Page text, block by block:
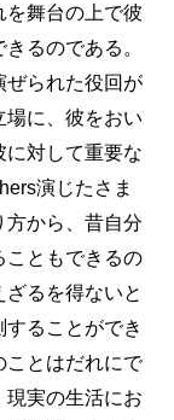
を舞台の上で彼
るのである。
ぜられた役回が
場に、彼をおい
に対して重要な
演じたさま
方から、昔自分
こともできるの
るを得ないと
ることができ
ことはだれにで
現実の生活にお